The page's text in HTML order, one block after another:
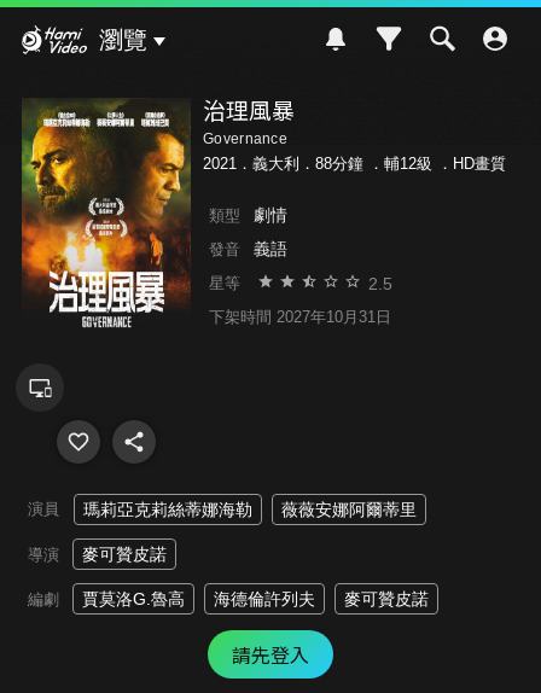
瀏覽
治理風暴
Governance
2021．義大利．88分鐘 ． 輔12級 ．HD畫質
類型 劇情
發音 義語
星等 2.5
下架時間 2027年10月31日
演員 瑪莉亞克莉絲蒂娜海勒 薇薇安娜阿爾蒂里
導演 麥可贊皮諾
編劇 賈莫洛G.魯高 海德倫許列夫 麥可贊皮諾
請先登入